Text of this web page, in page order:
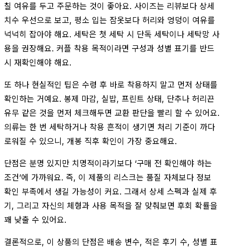
칠 여유를 두고 주문하는 것이 좋아요. 사이즈는 리뷰보다 상세
치수 우선으로 보고, 평소 입는 잠옷보다 허리와 엉덩이 여유를
넉넉히 잡아야 해요. 세탁은 첫 세탁 시 단독 세탁이나 세탁망 사
용을 권장해요. 커플 착용 목적이라면 구성과 성별 표기를 반드
시 재확인해야 해요.
또 하나 현실적인 팁은 수령 후 바로 착용하지 말고 먼저 상태를
확인하는 거예요. 봉제 마감, 실밥, 프린트 상태, 단추나 허리끈
유무 같은 것을 먼저 체크해두면 교환 판단을 빨리 할 수 있어요.
의류는 한 번 세탁하거나 착용 흔적이 생기면 처리 기준이 까다
로워질 수 있으니, 개봉 직후 확인이 가장 중요해요.
단점은 분명 있지만 치명적이라기보다 ‘구매 전 확인해야 하는
조건’에 가까워요. 즉, 이 제품의 리스크는 품질 자체보다 정보
확인 부족에서 생길 가능성이 커요. 그래서 상세 스펙과 실제 후
기, 그리고 자신의 체형과 사용 목적을 잘 맞춰보면 후회 확률을
꽤 낮출 수 있어요.
결론적으로, 이 상품의 단점은 배송 변수, 적은 후기 수, 성별 표